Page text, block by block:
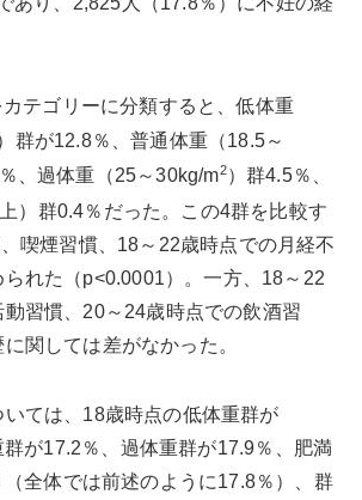
テゴリーに分類すると、低体重
群が12.8％、普通体重（18.5～
、過体重（25～30kg/m2）群4.5％、
）群0.4％だった。この4群を比較す
喫煙習慣、18～22歳時点での月経不
れた（p<0.0001）。一方、18～22
習慣、20～24歳時点での飲酒習
関しては差がなかった。
ては、18歳時点の低体重群が
が17.2％、過体重群が17.9％、肥満
全体では前述のように17.8％）、群